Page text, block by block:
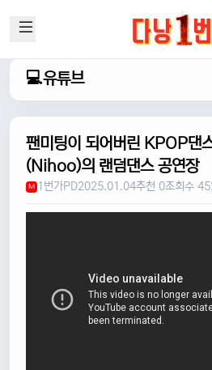
💻유튜브
팬미팅이 되어버린 KPOP댄
(Nihoo)의 랜덤댄스 공연장
M 1번가PD2025.01.04추천 0조회수